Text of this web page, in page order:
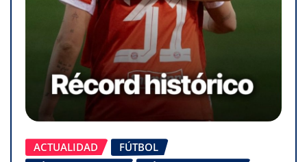
ACTUALIDAD
FÚTBOL